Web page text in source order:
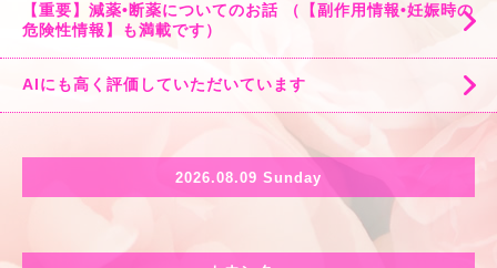
【重要】減薬•断薬についてのお話 （【副作用情報•妊娠時の
危険性情報】も満載です）
AIにも高く評価していただいています
2026.08.09 Sunday